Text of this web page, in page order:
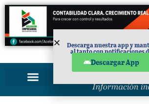
PUBLICIDAD
Descarga nuestra app y
al tanto con notificaciones
Descargar App